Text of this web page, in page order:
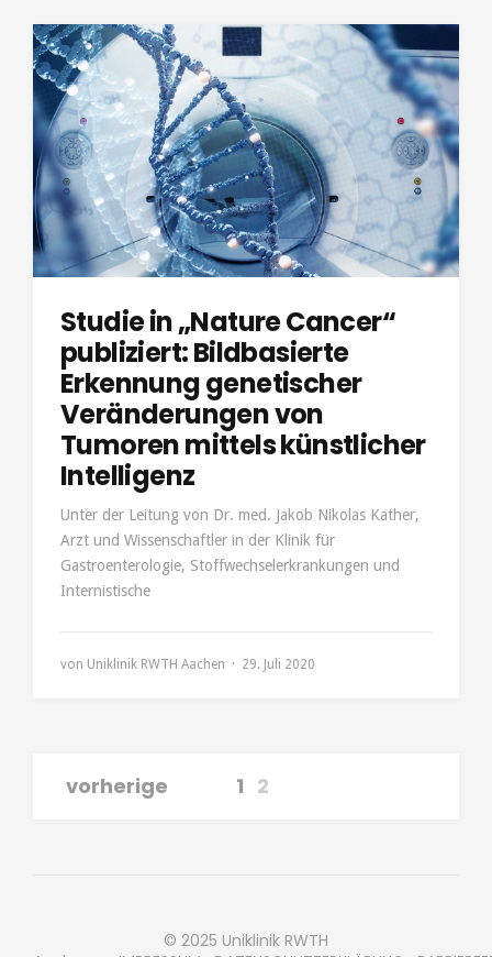
Studie in „Nature Cancer“
publiziert: Bildbasierte
Erkennung genetischer
Veränderungen von
Tumoren mittels künstlicher
Intelligenz
Unter der Leitung von Dr. med. Jakob Nikolas Kather,
Arzt und Wissenschaftler in der Klinik für
Gastroenterologie, Stoffwechselerkrankungen und
Internistische
von Uniklinik RWTH Aachen 29. Juli 2020
vorherige 1 2
© 2025 Uniklinik RWTH